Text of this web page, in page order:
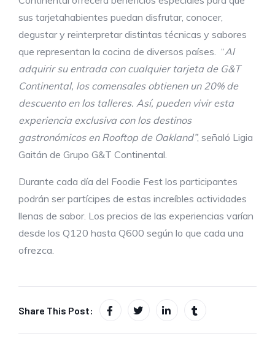
sus tarjetahabientes puedan disfrutar, conocer,
degustar y reinterpretar distintas técnicas y sabores
que representan la cocina de diversos países. “Al
adquirir su entrada con cualquier tarjeta de G&T
Continental, los comensales obtienen un 20% de
descuento en los talleres. Así, pueden vivir esta
experiencia exclusiva con los destinos
gastronómicos en Rooftop de Oakland”, señaló Ligia
Gaitán de Grupo G&T Continental.
Durante cada día del Foodie Fest los participantes
podrán ser partícipes de estas increíbles actividades
llenas de sabor. Los precios de las experiencias varían
desde los Q120 hasta Q600 según lo que cada una
ofrezca.
Share This Post: